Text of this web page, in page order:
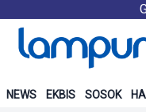
NEWS EKBIS SOSOK